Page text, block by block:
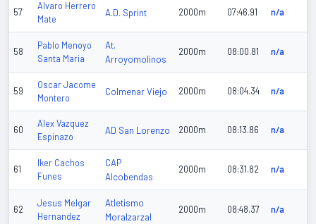
57
Alvaro Herrero
Mate
A.D. Sprint 2000m 07:46.91 n/a
58
Pablo Menoyo
Santa Maria
At.
Arroyomolinos
2000m 08:00.81 n/a
59
Oscar Jacome
Montero
Colmenar Viejo 2000m 08:04.34 n/a
60
Alex Vazquez
Espinazo
AD San Lorenzo 2000m 08:13.86 n/a
61
Iker Cachos
Funes
CAP
Alcobendas
2000m 08:31.82 n/a
62
Jesus Melgar
Hernandez
Atletismo
Moralzarzal
2000m 08:48.37 n/a